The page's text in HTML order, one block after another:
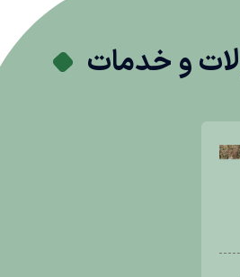
و خدمات